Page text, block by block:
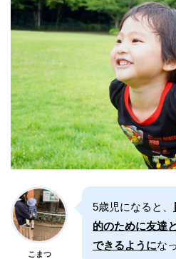
こまつ
5歳児になると、
的のために友達
できるようにな